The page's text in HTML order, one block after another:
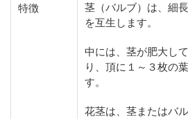
特徴
茎（バルブ）は、細
を互生します。
中には、茎が肥大し
り、頂に１～３枚の
す。
花茎は、茎またはバ